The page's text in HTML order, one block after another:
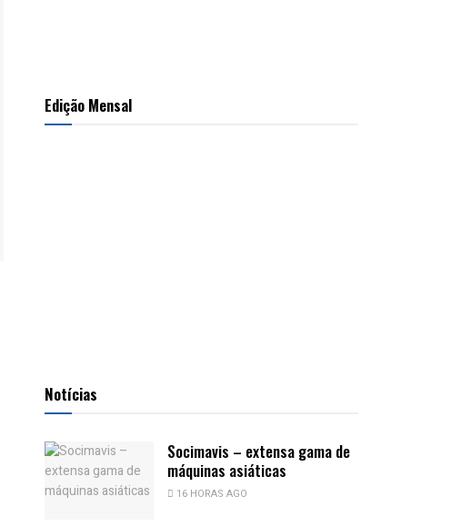
Edição Mensal
Notícias
Socimavis – extensa gama de
máquinas asiáticas
16 HORAS AGO